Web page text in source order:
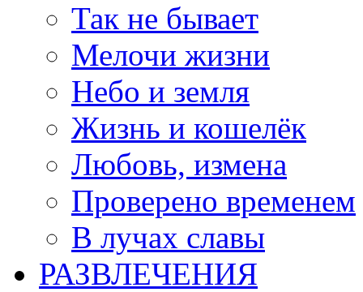
Так не бывает
Мелочи жизни
Небо и земля
Жизнь и кошелёк
Любовь, измена
Проверено временем
В лучах славы
РАЗВЛЕЧЕНИЯ